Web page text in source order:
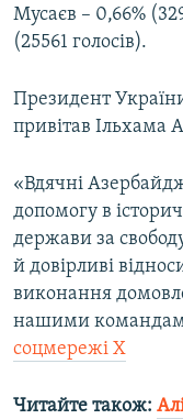
Мусаєв – 0,66%
(25561 голосів).
Президент
привітав Ільхама
«Вдячні
допомогу в
держави за
й довірливі
виконання
нашими
соцмережі Х
Читайте також: